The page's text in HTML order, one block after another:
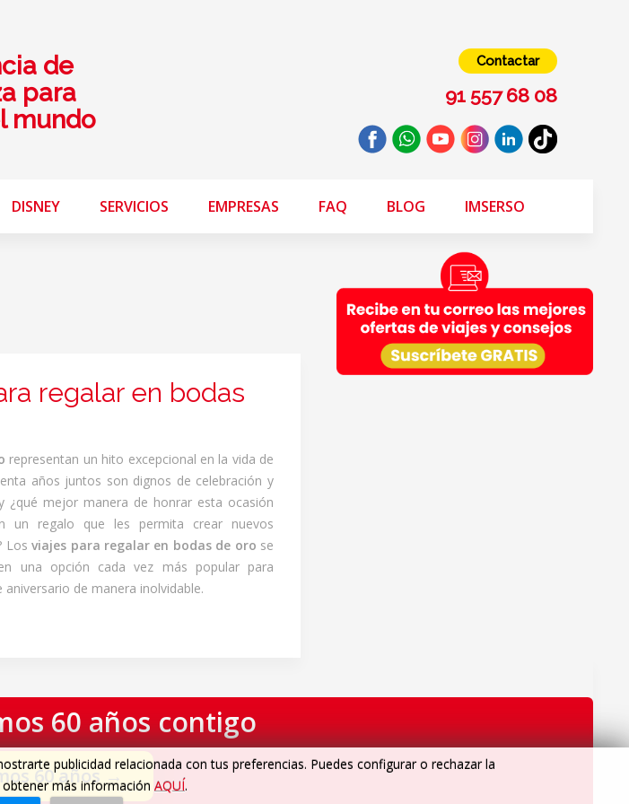
de
para
mundo
Contactar
91 557 68 08
DISNEY SERVICIOS EMPRESAS FAQ BLOG IMSERSO
regalar en bodas
representan un hito excepcional en la vida de
años juntos son dignos de celebración y
¿qué mejor manera de honrar esta ocasión
un regalo que les permita crear nuevos
Losviajes para regalar en bodas de oro se
una opción cada vez más popular para
de manera inolvidable.
60 años contigo
60 años→
publicidad relacionada con tus preferencias. Puedes configurar o rechazar la
más información AQUÍ.